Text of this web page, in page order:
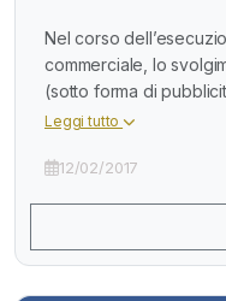
Nel corso
commerciale, lo
(sotto forma di
Leggi tutto
12/02/2017